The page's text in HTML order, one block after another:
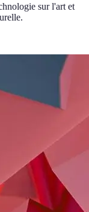
sur l'art et